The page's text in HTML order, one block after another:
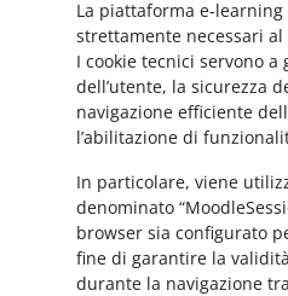
La piattaforma e-
strettamente necessari
I cookie tecnici servono
dell’utente, la sicurezza
navigazione efficiente
l’abilitazione di
In particolare, viene
denominato
browser sia configurato
fine di garantire la
durante la navigazione